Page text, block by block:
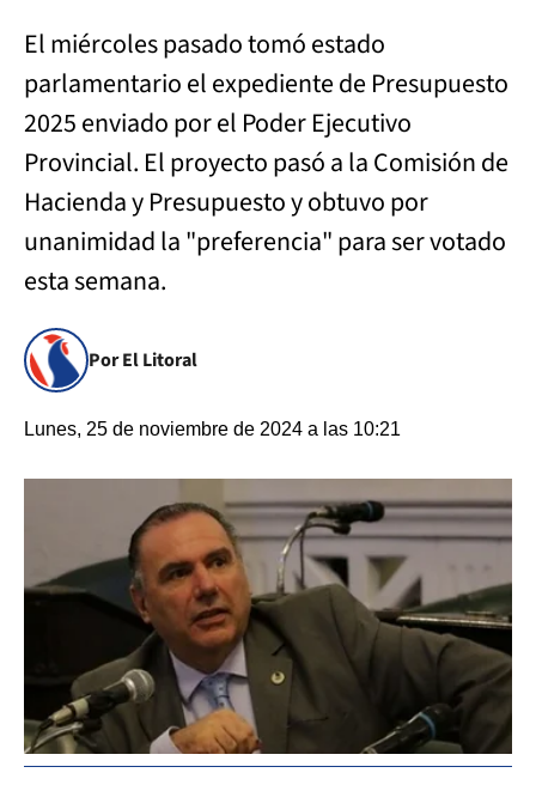
El miércoles pasado tomó estado
parlamentario el expediente de Presupuesto
2025 enviado por el Poder Ejecutivo
Provincial. El proyecto pasó a la Comisión de
Hacienda y Presupuesto y obtuvo por
unanimidad la "preferencia" para ser votado
esta semana.
Por El Litoral
Lunes, 25 de noviembre de 2024 a las 10:21